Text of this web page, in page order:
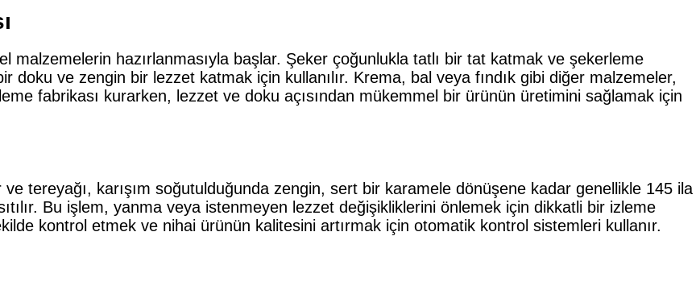
malzemelerin hazırlanmasıyla başlar. Şeker çoğunlukla tatlı bir tat katmak ve şekerleme
doku ve zengin bir lezzet katmak için kullanılır. Krema, bal veya fındık gibi diğer malzemeler,
fabrikası kurarken, lezzet ve doku açısından mükemmel bir ürünün üretimini sağlamak için
tereyağı, karışım soğutulduğunda zengin, sert bir karamele dönüşene kadar genellikle 145 ila
Bu işlem, yanma veya istenmeyen lezzet değişikliklerini önlemek için dikkatli bir izleme
kontrol etmek ve nihai ürünün kalitesini artırmak için otomatik kontrol sistemleri kullanır.